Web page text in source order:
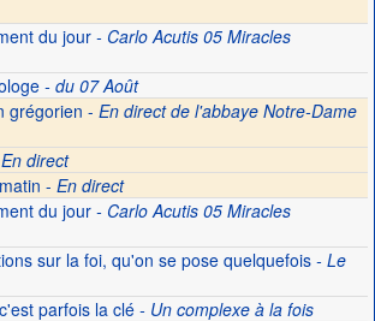
du jour- Carlo Acutis 05 Miracles
- du 07 Août
grégorien - En direct de l'abbaye Notre-Dame
En direct
- En direct
du jour- Carlo Acutis 05 Miracles
sur la foi, qu'on se pose quelquefois- Le
parfois la clé- Un complexe à la fois